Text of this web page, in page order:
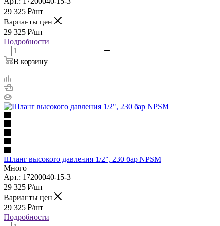
29 325 ₽/шт
Варианты цен
29 325 ₽/шт
Подробности
В корзину
Шланг высокого давления 1/2", 230 бар NPSM
Много
Арт.: 17200040-15-3
29 325 ₽/шт
Варианты цен
29 325 ₽/шт
Подробности